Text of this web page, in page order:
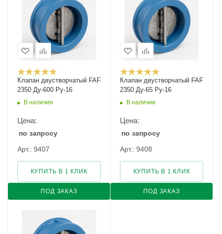
Клапан двустворчатый FAF
2350 Ду-600 Ру-16
В наличии
Цена:
по запросу
Арт.: 9407
ПОД ЗАКАЗ
КУПИТЬ В 1 КЛИК
Клапан двустворчатый FAF
2350 Ду-65 Ру-16
В наличии
Цена:
по запросу
Арт.: 9408
ПОД ЗАКАЗ
КУПИТЬ В 1 КЛИК